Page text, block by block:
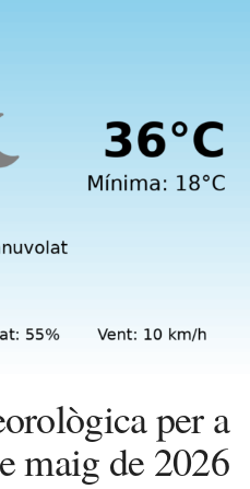
per a
maig de 2026